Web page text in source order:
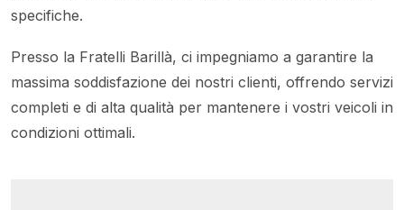
specifiche.
Presso la Fratelli Barillà, ci impegniamo a garantire la
massima soddisfazione dei nostri clienti, offrendo servizi
completi e di alta qualità per mantenere i vostri veicoli in
condizioni ottimali.